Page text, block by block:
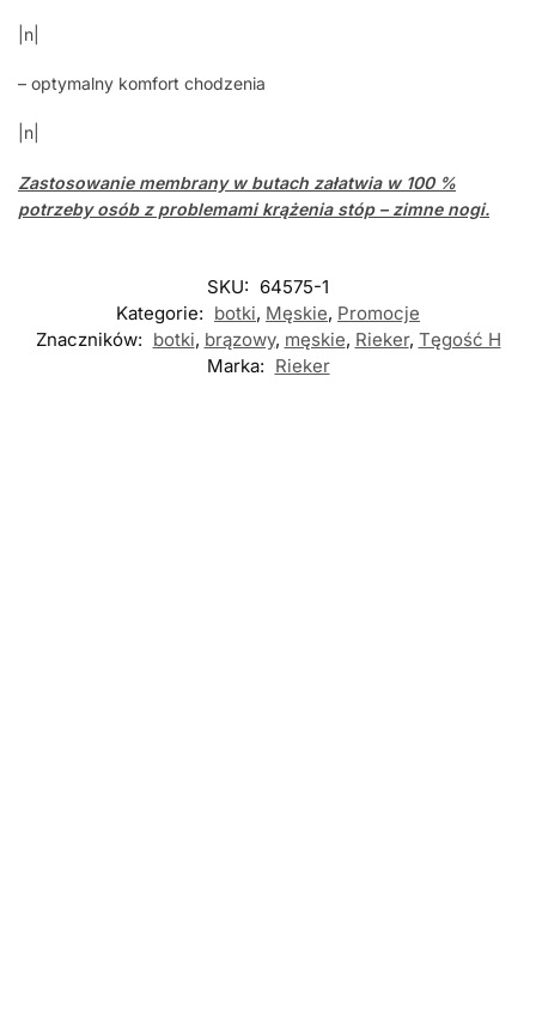
|n|
– optymalny komfort chodzenia
|n|
Zastosowanie membrany w butach załatwia w 100 %
potrzeby osób z problemami krążenia stóp – zimne nogi.
SKU: 64575-1
Kategorie: botki, Męskie, Promocje
Znaczników: botki, brązowy, męskie, Rieker, Tęgość H
Marka: Rieker